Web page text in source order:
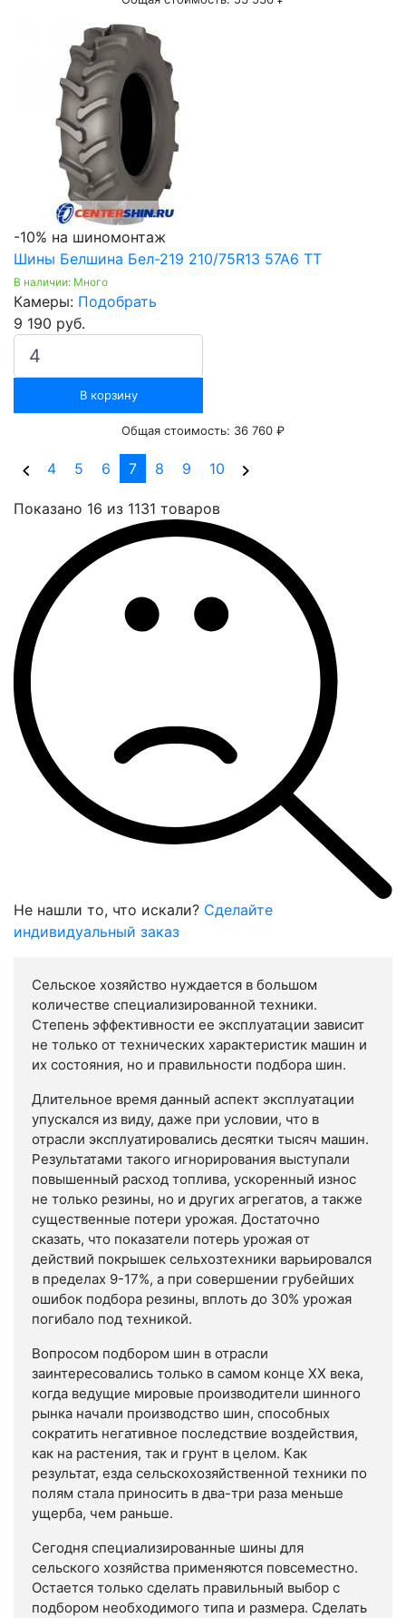
-10% на шиномонтаж
Шины Белшина Бел-219 210/75R13 57A6 ТТ
В наличии: Много
Камеры: Подобрать
9 190 руб.
В корзину
Общая стоимость: 36 760 ₽
4 5 6 7(current)
8 9 10
Показано 16 из 1131 товаров
Не нашли то, что искали? Сделайте
индивидуальный заказ
Сельское хозяйство нуждается в большом
количестве специализированной техники.
Степень эффективности ее эксплуатации зависит
не только от технических характеристик машин и
их состояния, но и правильности подбора шин.
Длительное время данный аспект эксплуатации
упускался из виду, даже при условии, что в
отрасли эксплуатировались десятки тысяч машин.
Результатами такого игнорирования выступали
повышенный расход топлива, ускоренный износ
не только резины, но и других агрегатов, а также
существенные потери урожая. Достаточно
сказать, что показатели потерь урожая от
действий покрышек сельхозтехники варьировался
в пределах 9-17%, а при совершении грубейших
ошибок подбора резины, вплоть до 30% урожая
погибало под техникой.
Вопросом подбором шин в отрасли
заинтересовались только в самом конце XX века,
когда ведущие мировые производители шинного
рынка начали производство шин, способных
сократить негативное последствие воздействия,
как на растения, так и грунт в целом. Как
результат, езда сельскохозяйственной техники по
полям стала приносить в два-три раза меньше
ущерба, чем раньше.
Сегодня специализированные шины для
сельского хозяйства применяются повсеместно.
Остается только сделать правильный выбор с
подбором необходимого типа и размера. Сделать